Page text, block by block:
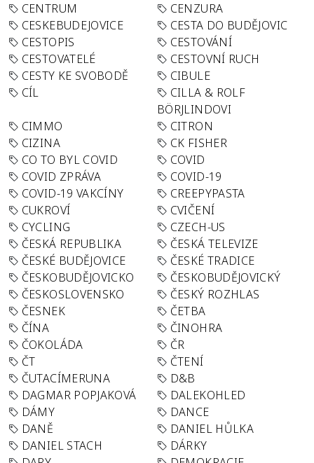
CENTRUM
CENZURA
CESKEBUDEJOVICE
CESTA DO BUDĚJOVIC
CESTOPIS
CESTOVÁNÍ
CESTOVATELÉ
CESTOVNÍ RUCH
CESTY KE SVOBODĚ
CIBULE
CÍL
CILLA & ROLF
BÖRJLINDOVI
CIMMO
CITRON
CIZINA
CK FISHER
CO TO BYL COVID
COVID
COVID ZPRÁVA
COVID-19
COVID-19 VAKCÍNY
CREEPYPASTA
CUKROVÍ
CVIČENÍ
CYCLING
CZECH-US
ČESKÁ REPUBLIKA
ČESKÁ TELEVIZE
ČESKÉ BUDĚJOVICE
ČESKÉ TRADICE
ČESKOBUDĚJOVICKO
ČESKOBUDĚJOVICKÝ
ČESKOSLOVENSKO
ČESKÝ ROZHLAS
ČESNEK
ČETBA
ČÍNA
ČINOHRA
ČOKOLÁDA
ČR
ČT
ČTENÍ
ČUTACÍMERUNA
D&B
DAGMAR POPJAKOVÁ
DALEKOHLED
DÁMY
DANCE
DANĚ
DANIEL HŮLKA
DANIEL STACH
DÁRKY